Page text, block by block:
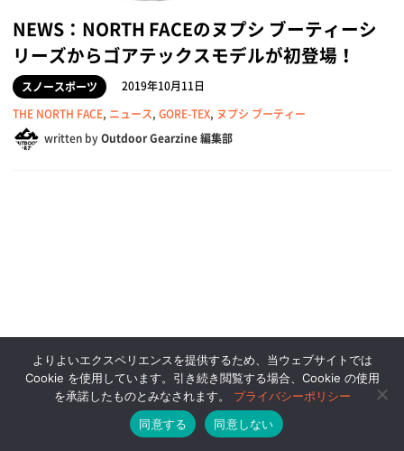
NEWS：NORTH FACEのヌプシ ブーティーシ
リーズからゴアテックスモデルが初登場！
スノースポーツ
2019年10月11日
THE NORTH FACE, ニュース, GORE-TEX, ヌプシ ブーティー
written byOutdoor Gearzine 編集部
よりよいエクスペリエンスを提供するため、当ウェブサイトでは
Cookie を使用しています。引き続き閲覧する場合、Cookie の使用
を承諾したものとみなされます。 プライバシーポリシー
同意する
同意しない